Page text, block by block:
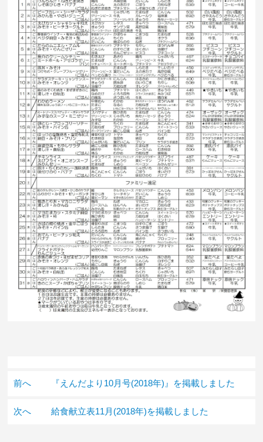
前へ 『えんだより10月号(2018年)』を掲載しました
次へ 給食献立表11月(2018年)を掲載しました